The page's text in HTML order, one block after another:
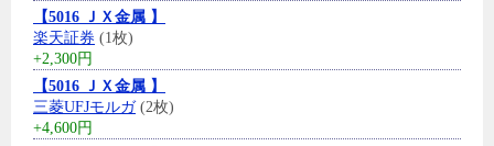
【5016 ＪＸ金属 】
楽天証券 (1枚)
+2,300円
【5016 ＪＸ金属 】
三菱UFJモルガ(2枚)
+4,600円